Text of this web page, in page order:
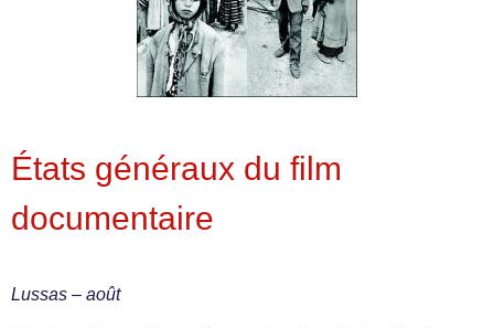
États généraux du film
documentaire
Lussas – août